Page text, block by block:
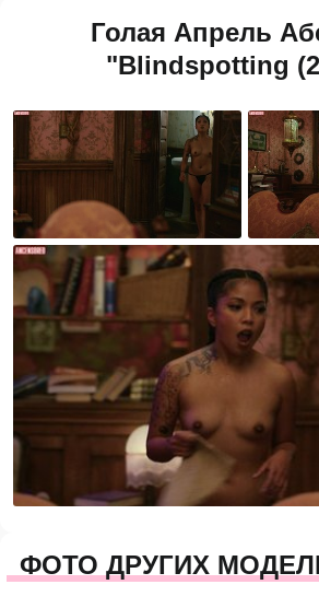
Голая Апрель
"Blindspotting
ФОТО ДРУГИХ